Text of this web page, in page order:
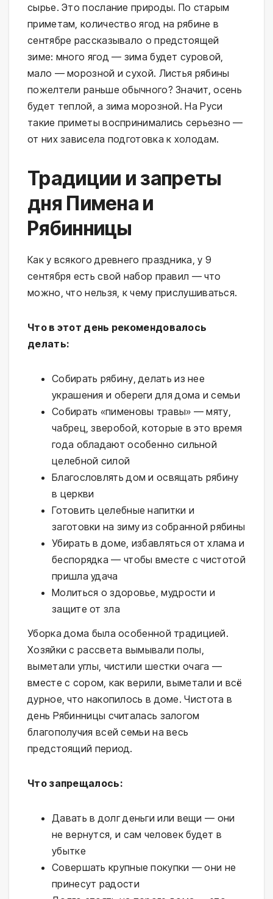
сырье. Это послание природы. По старым
приметам, количество ягод на рябине в
сентябре рассказывало о предстоящей
зиме: много ягод — зима будет суровой,
мало — морозной и сухой. Листья рябины
пожелтели раньше обычного? Значит, осень
будет теплой, а зима морозной. На Руси
такие приметы воспринимались серьезно —
от них зависела подготовка к холодам.
Традиции и запреты
дня Пимена и
Рябинницы
Как у всякого древнего праздника, у 9
сентября есть свой набор правил — что
можно, что нельзя, к чему прислушиваться.
Что в этот день рекомендовалось
делать:
Собирать рябину, делать из нее
украшения и обереги для дома и семьи
Собирать «пименовы травы» — мяту,
чабрец, зверобой, которые в это время
года обладают особенно сильной
целебной силой
Благословлять дом и освящать рябину
в церкви
Готовить целебные напитки и
заготовки на зиму из собранной рябины
Убирать в доме, избавляться от хлама и
беспорядка — чтобы вместе с чистотой
пришла удача
Молиться о здоровье, мудрости и
защите от зла
Уборка дома была особенной традицией.
Хозяйки с рассвета вымывали полы,
выметали углы, чистили шестки очага —
вместе с сором, как верили, выметали и всё
дурное, что накопилось в доме. Чистота в
день Рябинницы считалась залогом
благополучия всей семьи на весь
предстоящий период.
Что запрещалось:
Давать в долг деньги или вещи — они
не вернутся, и сам человек будет в
убытке
Совершать крупные покупки — они не
принесут радости